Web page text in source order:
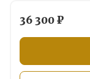
36 300 ₽